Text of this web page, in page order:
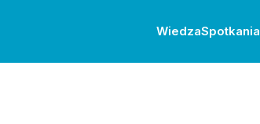
WiedzaSpotkania